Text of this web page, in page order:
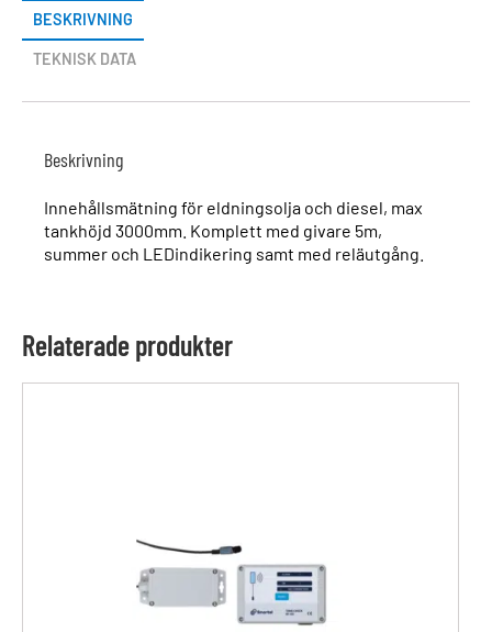
BESKRIVNING
TEKNISK DATA
Beskrivning
Innehållsmätning för eldningsolja och diesel, max
tankhöjd 3000mm. Komplett med givare 5m,
summer och LEDindikering samt med reläutgång.
Relaterade produkter